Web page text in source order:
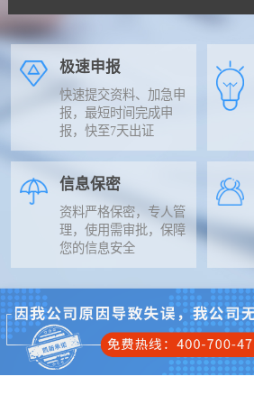
极速申报
快速提交资料、加急申
报，最短时间完成申
报，快至7天出证
信息保密
资料严格保密，专人管
理，使用需审批，保障
您的信息安全